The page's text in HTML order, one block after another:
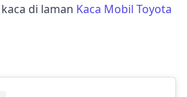
di laman Kaca Mobil Toyota